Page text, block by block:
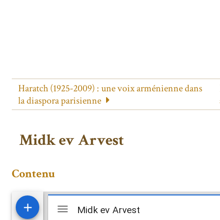
Haratch (1925-2009) : une voix arménienne dans
la diaspora parisienne
Midk ev Arvest
Contenu
MiradorMidk ev Arvest
Midk ev Arvest